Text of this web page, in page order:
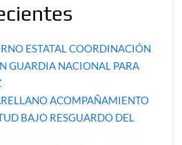
ESTATAL COORDINACIÓN
GUARDIA NACIONAL PARA
ACOMPAÑAMIENTO
BAJO RESGUARDO DEL